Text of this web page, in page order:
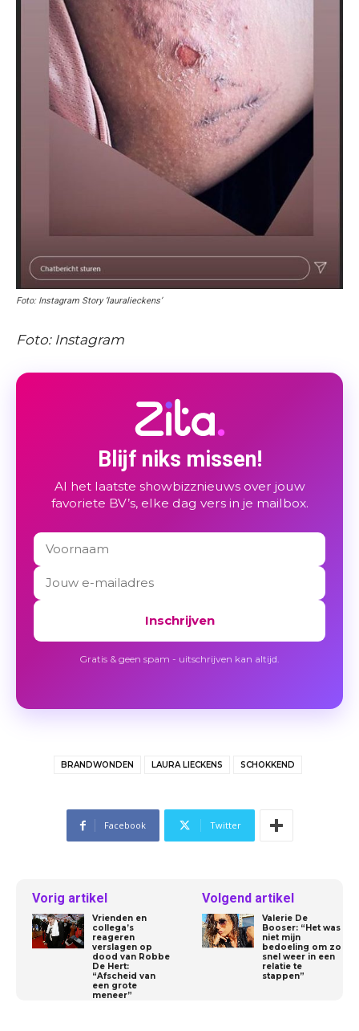
Foto: Instagram Story ‘lauralieckens’
Foto: Instagram
Blijf niks missen!
Al het laatste showbizznieuws over jouw
favoriete BV’s, elke dag vers in je mailbox.
Inschrijven
Gratis & geen spam - uitschrijven kan altijd.
BRANDWONDEN LAURA LIECKENS SCHOKKEND
Facebook Twitter
Vorig artikel
Vrienden en
collega’s
reageren
verslagen op
dood van Robbe
De Hert:
“Afscheid van
een grote
meneer”
Volgend artikel
Valerie De
Booser: “Het was
niet mijn
bedoeling om zo
snel weer in een
relatie te
stappen”